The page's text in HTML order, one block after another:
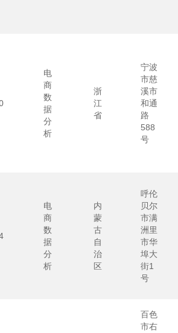
电
商
数
据
分
析
浙
江
省
宁波
市慈
溪市
和通
路
588
号
电
商
数
据
分
析
内
蒙
古
自
治
区
呼伦
贝尔
市满
洲里
市华
埠大
街1
号
百色
市右